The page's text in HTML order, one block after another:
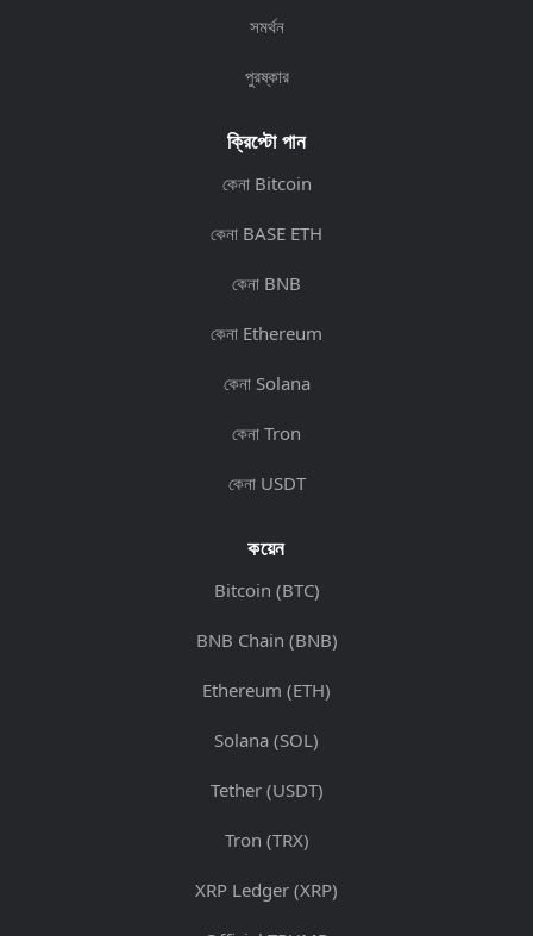
সমর্থন
পুরষ্কার
ক্রিপ্টো পান
কেনা Bitcoin
কেনা BASE ETH
কেনা BNB
কেনা Ethereum
কেনা Solana
কেনা Tron
কেনা USDT
কয়েন
Bitcoin (BTC)
BNB Chain (BNB)
Ethereum (ETH)
Solana (SOL)
Tether (USDT)
Tron (TRX)
XRP Ledger (XRP)